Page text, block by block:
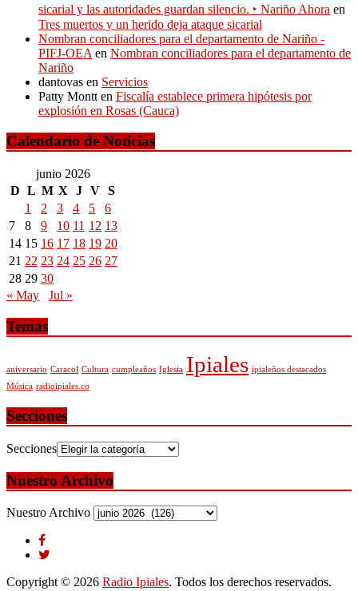
sicarial y las autoridades guardan silencio. ‣ Nariño Ahora en
Tres muertos y un herido deja ataque sicarial
Nombran conciliadores para el departamento de Nariño -
PIFJ-OEA en Nombran conciliadores para el departamento de
Nariño
dantovas en Servicios
Patty Montt en Fiscalía establece primera hipótesis por
explosión en Rosas (Cauca)
Calendario de Noticias
junio 2026
D L M X J V S
1
2 3 4 5
6
7
8 9 10 11 12 13
14 15 16 17 18 19 20
21 22 23 24 25 26 27
28 29 30
« May
Jul »
Temas
aniversario Caracol Cultura cumpleaños Iglesia Ipiales ipialeños destacados
Música radioipiales.co
Secciones
Secciones
Nuestro Archivo
Nuestro Archivo
Copyright © 2026 Radio Ipiales. Todos los derechos reservados.